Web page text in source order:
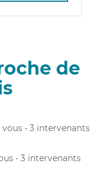
de
vous • 3 intervenants
• 3 intervenants